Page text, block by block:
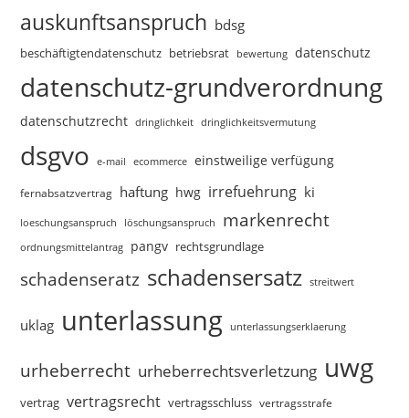
auskunftsanspruch bdsg
beschäftigtendatenschutz betriebsrat bewertung datenschutz
datenschutz-grundverordnung
datenschutzrecht dringlichkeit dringlichkeitsvermutung
dsgvo e-mail ecommerce einstweilige verfügung
fernabsatzvertrag haftung hwg irrefuehrung ki
loeschungsanspruch löschungsanspruch markenrecht
ordnungsmittelantrag pangv rechtsgrundlage
schadenseratz schadensersatz streitwert
uklag unterlassung unterlassungserklaerung
urheberrecht urheberrechtsverletzung uwg
vertrag vertragsrecht vertragsschluss vertragsstrafe